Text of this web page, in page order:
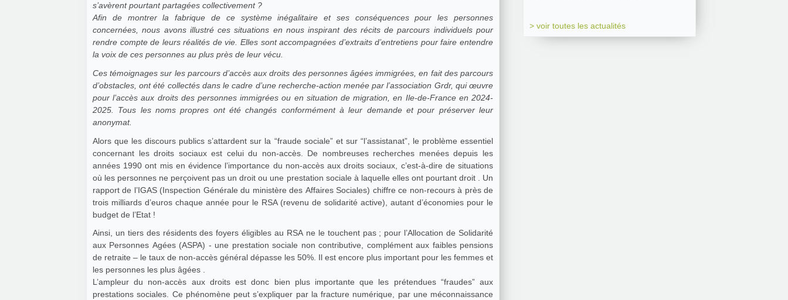
s’avèrent pourtant partagées collectivement ?
Afin de montrer la fabrique de ce système inégalitaire et ses conséquences pour les personnes
concernées, nous avons illustré ces situations en nous inspirant des récits de parcours individuels pour
rendre compte de leurs réalités de vie. Elles sont accompagnées d’extraits d’entretiens pour faire entendre
la voix de ces personnes au plus près de leur vécu.
Ces témoignages sur les parcours d’accès aux droits des personnes âgées immigrées, en fait des parcours
d’obstacles, ont été collectés dans le cadre d’une recherche-action menée par l’association Grdr, qui œuvre
pour l’accès aux droits des personnes immigrées ou en situation de migration, en Ile-de-France en 2024-
2025. Tous les noms propres ont été changés conformément à leur demande et pour préserver leur
anonymat.
Alors que les discours publics s’attardent sur la “fraude sociale” et sur “l’assistanat”, le problème essentiel
concernant les droits sociaux est celui du non-accès. De nombreuses recherches menées depuis les
années 1990 ont mis en évidence l’importance du non-accès aux droits sociaux, c’est-à-dire de situations
où les personnes ne perçoivent pas un droit ou une prestation sociale à laquelle elles ont pourtant droit . Un
rapport de l’IGAS (Inspection Générale du ministère des Affaires Sociales) chiffre ce non-recours à près de
trois milliards d’euros chaque année pour le RSA (revenu de solidarité active), autant d’économies pour le
budget de l’Etat !
Ainsi, un tiers des résidents des foyers éligibles au RSA ne le touchent pas ; pour l’Allocation de Solidarité
aux Personnes Agées (ASPA) - une prestation sociale non contributive, complément aux faibles pensions
de retraite – le taux de non-accès général dépasse les 50%. Il est encore plus important pour les femmes et
les personnes les plus âgées .
L’ampleur du non-accès aux droits est donc bien plus importante que les prétendues “fraudes” aux
prestations sociales. Ce phénomène peut s’expliquer par la fracture numérique, par une méconnaissance
> voir toutes les actualités